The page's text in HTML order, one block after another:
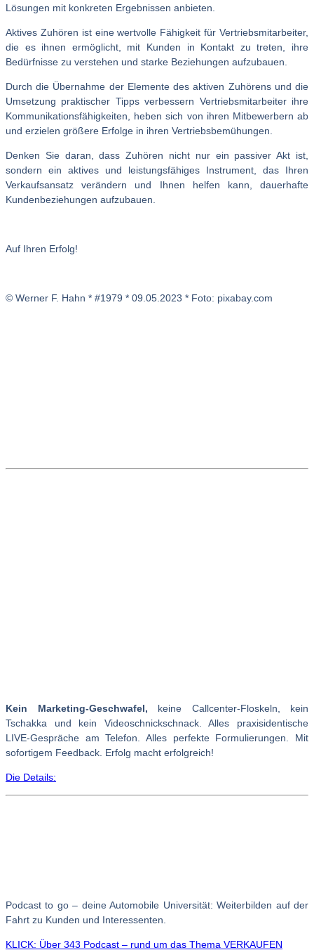
Lösungen mit konkreten Ergebnissen anbieten.
Aktives Zuhören ist eine wertvolle Fähigkeit für Vertriebsmitarbeiter,
die es ihnen ermöglicht, mit Kunden in Kontakt zu treten, ihre
Bedürfnisse zu verstehen und starke Beziehungen aufzubauen.
Durch die Übernahme der Elemente des aktiven Zuhörens und die
Umsetzung praktischer Tipps verbessern Vertriebsmitarbeiter ihre
Kommunikationsfähigkeiten, heben sich von ihren Mitbewerbern ab
und erzielen größere Erfolge in ihren Vertriebsbemühungen.
Denken Sie daran, dass Zuhören nicht nur ein passiver Akt ist,
sondern ein aktives und leistungsfähiges Instrument, das Ihren
Verkaufsansatz verändern und Ihnen helfen kann, dauerhafte
Kundenbeziehungen aufzubauen.
Auf Ihren Erfolg!
© Werner F. Hahn * #1979 * 09.05.2023 * Foto: pixabay.com
Kein Marketing-Geschwafel, keine Callcenter-Floskeln, kein
Tschakka und kein Videoschnickschnack. Alles praxisidentische
LIVE-Gespräche am Telefon. Alles perfekte Formulierungen. Mit
sofortigem Feedback. Erfolg macht erfolgreich!
Die Details:
Podcast to go – deine Automobile Universität: Weiterbilden auf der
Fahrt zu Kunden und Interessenten.
KLICK: Über 343 Podcast – rund um das Thema VERKAUFEN